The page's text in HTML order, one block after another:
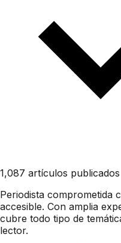
1,087 artículos publicados
Periodista comprometida
accesible. Con amplia
cubre todo tipo de
lector.